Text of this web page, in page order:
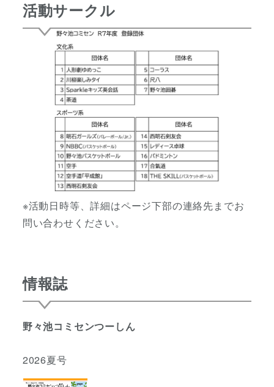
活動サークル
※活動日時等、詳細はページ下部の連絡先までお
問い合わせください。
情報誌
野々池コミセンつーしん
2026夏号